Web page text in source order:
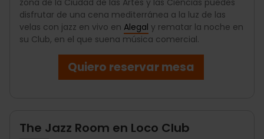
disfrutar de una cena mediterránea a la luz de las
velas con jazz en vivo en Alegal y rematar la noche en
su Club, en el que suena música comercial.
Quiero reservar mesa
The Jazz Room en Loco Club